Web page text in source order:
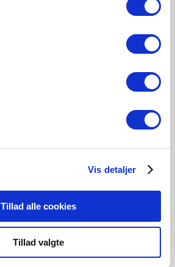
Vis detaljer
Tillad alle cookies
Tillad valgte